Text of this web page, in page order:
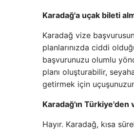
Karadağ'a uçak bileti
Karadağ vize
planlarınızda ciddi
başvurunuzu olumlu
planı oluşturabilir,
getirmek için
Karadağ'ın Türkiye'den
Hayır. Karadağ, kısa